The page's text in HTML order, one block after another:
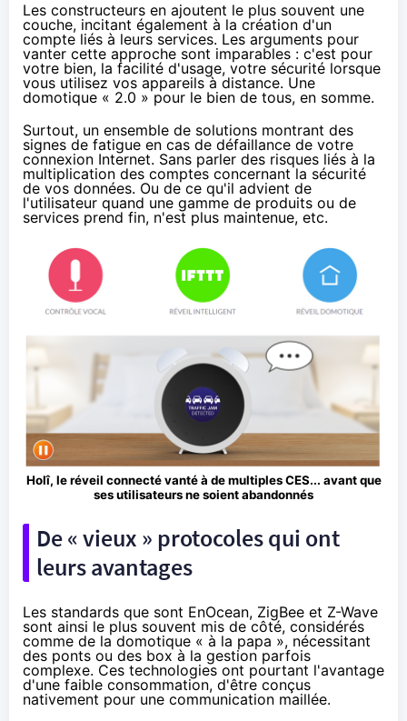
Les constructeurs en ajoutent le plus souvent une
couche, incitant également à la création d'un
compte liés à leurs services. Les arguments pour
vanter cette approche sont imparables : c'est pour
votre bien, la facilité d'usage, votre sécurité lorsque
vous utilisez vos appareils à distance. Une
domotique « 2.0 » pour le bien de tous, en somme.
Surtout, un ensemble de solutions montrant des
signes de fatigue en cas de défaillance de votre
connexion Internet. Sans parler des risques liés à la
multiplication des comptes concernant la sécurité
de vos données. Ou de ce qu'il advient de
l'utilisateur quand une gamme de produits ou de
services prend fin, n'est plus maintenue, etc.
Holî, le réveil connecté vanté à de multiplesCES... avant que
ses utilisateursne soient abandonnés
De « vieux » protocoles qui ont
leurs avantages
Les standards que sont EnOcean, ZigBee et Z-Wave
sont ainsi le plus souvent mis de côté, considérés
comme de la domotique « à la papa », nécessitant
des ponts ou des box à la gestion parfois
complexe. Ces technologies ont pourtant l'avantage
d'une faible consommation, d'être conçus
nativement pour une communication maillée.